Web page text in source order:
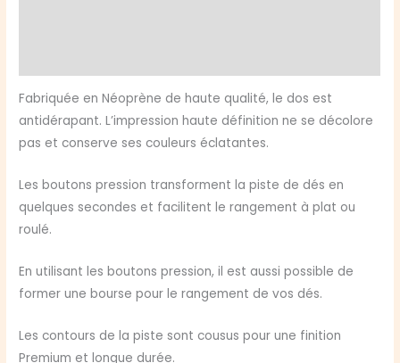
Fabriquée en Néoprène de haute qualité, le dos est
antidérapant. L’impression haute définition ne se décolore
pas et conserve ses couleurs éclatantes.
Les boutons pression transforment la piste de dés en
quelques secondes et facilitent le rangement à plat ou
roulé.
En utilisant les boutons pression, il est aussi possible de
former une bourse pour le rangement de vos dés.
Les contours de la piste sont cousus pour une finition
Premium et longue durée.